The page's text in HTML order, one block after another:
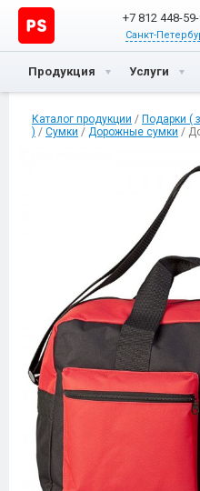
+7 812 448-
Санкт-
Продукция Услуги
Каталог продукции / Подарки (
) / Сумки / Дорожные сумки /